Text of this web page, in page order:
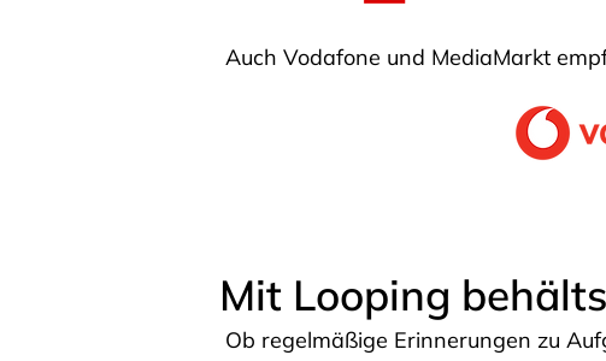
Auch Vodafone und MediaMarkt
Mit Looping
Ob regelmäßige Erinnerungen zu